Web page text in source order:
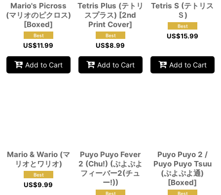
Mario's Picross
(マリオのピクロス)
[Boxed]
US$11.99
Add to Cart
Tetris Plus (テトリ
スプラス) [2nd
Print Cover]
US$8.99
Add to Cart
Tetris S (テトリス
Ｓ)
US$15.99
Add to Cart
Mario & Wario (マ
リオとワリオ)
US$9.99
Puyo Puyo Fever
2 (Chu!) (ぷよぷよ
フィーバー2(チュ
ー!))
Puyo Puyo 2 /
Puyo Puyo Tsuu
(ぷよぷよ通)
[Boxed]